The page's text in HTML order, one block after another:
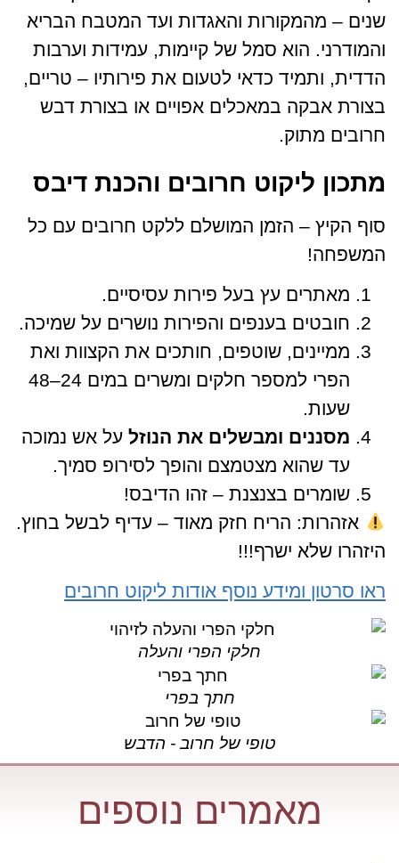
שנים – מהמקורות והאגדות ועד המטבח הבריא
והמודרני. הוא סמל של קיימות, עמידות וערבות
הדדית, ותמיד כדאי לטעום את פירותיו – טריים,
בצורת אבקה במאכלים אפויים או בצורת דבש
חרובים מתוק.
מתכון ליקוט חרובים והכנת דיבס
סוף הקיץ – הזמן המושלם ללקט חרובים עם כל
המשפחה!
מאתרים עץ בעל פירות עסיסיים.
חובטים בענפים והפירות נושרים על שמיכה.
ממיינים, שוטפים, חותכים את הקצוות ואת
הפרי למספר חלקים ומשרים במים 24–48
שעות.
מסננים ומבשלים את הנוזל על אש נמוכה
עד שהוא מצטמצם והופך לסירופ סמיך.
שומרים בצנצנת – זהו הדיבס!
אזהרות: הריח חזק מאוד – עדיף לבשל בחוץ.
היזהרו שלא ישרף!!!
ראו סרטון ומידע נוסף אודות ליקוט חרובים
חלקי הפרי והעלה
חתך בפרי
טופי של חרוב - הדבש
מאמרים נוספים